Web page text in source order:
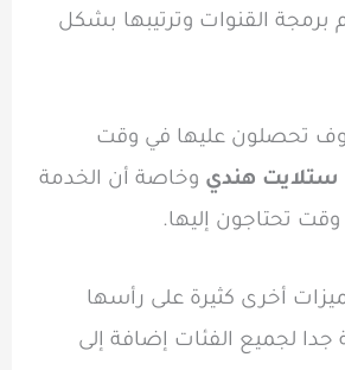
برمجة القنوات وترتيبها بشكل
تحصلون عليها في وقت
ستلايت هندي وخاصة أن الخدمة
تحتاجون إليها.
أخرى كثيرة على رأسها
جدا لجميع الفئات إضافة إلى